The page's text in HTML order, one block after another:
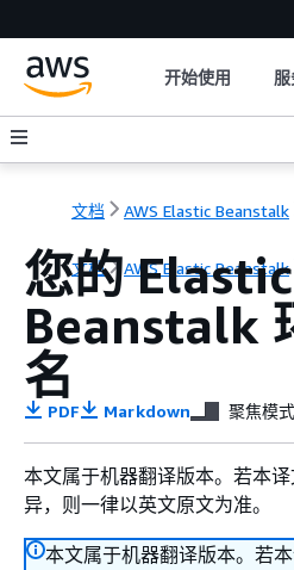
开始使用
文档 AWS Elastic Beanstalk
文档 AWS Elastic Beanstalk
您的 Elastic
Beanstalk
名
PDF Markdown 聚焦模式
本文属于机器翻译版本。若本
异，则一律以英文原文为准。
本文属于机器翻译版本。若